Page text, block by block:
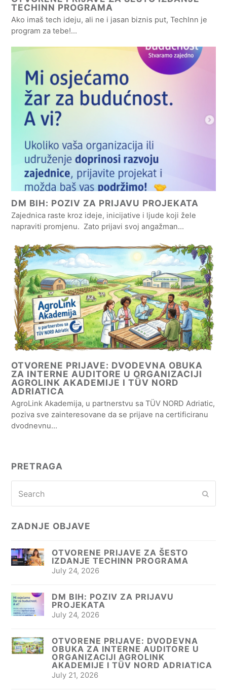
TECHINN PROGRAMA
Ako imaš tech ideju, ali ne i jasan biznis put, TechInn je
program za tebe!…
DM BIH: POZIV ZA PRIJAVU PROJEKATA
Zajednica raste kroz ideje, inicijative i ljude koji žele
napraviti promjenu. Zato prijavi svoj angažman…
OTVORENE PRIJAVE: DVODEVNA OBUKA
ZA INTERNE AUDITORE U ORGANIZACIJI
AGROLINK AKADEMIJE I TÜV NORD
ADRIATICA
AgroLink Akademija, u partnerstvu sa TÜV NORD Adriatic,
poziva sve zainteresovane da se prijave na certificiranu
dvodnevnu…
PRETRAGA
ZADNJE OBJAVE
OTVORENE PRIJAVE ZA ŠESTO
IZDANJE TECHINN PROGRAMA
July 24, 2026
DM BIH: POZIV ZA PRIJAVU
PROJEKATA
July 24, 2026
OTVORENE PRIJAVE: DVODEVNA
OBUKA ZA INTERNE AUDITORE U
ORGANIZACIJI AGROLINK
AKADEMIJE I TÜV NORD ADRIATICA
July 21, 2026